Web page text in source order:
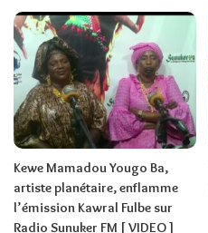
Kewe Mamadou Yougo Ba,
artiste planétaire, enflamme
l’émission Kawral Fulbe sur
Radio Sunuker FM [ VIDEO ]